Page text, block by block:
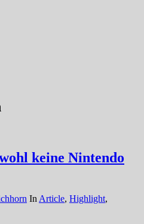
keine Nintendo
InArticle, Highlight,